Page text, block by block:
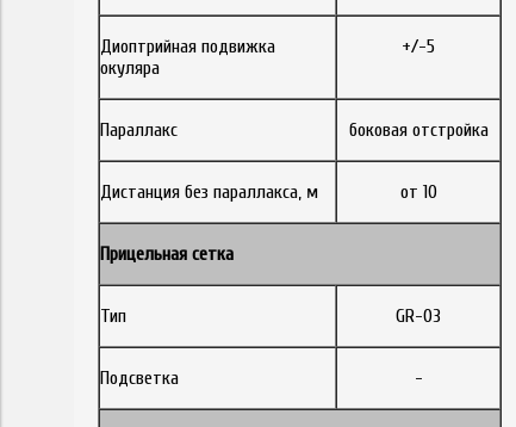
Диоптрийная подвижка
окуляра
+/-5
Параллакс боковая отстройка
Дистанция без параллакса, м от 10
Прицельная сетка
Тип GR-03
Подсветка -